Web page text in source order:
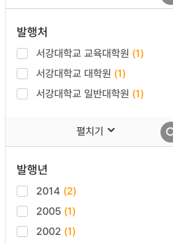
발행처
서강대학교 교육대학원 (1)
서강대학교 대학원 (1)
서강대학교 일반대학원 (1)
펼치기
발행년
2014 (2)
2005 (1)
2002 (1)